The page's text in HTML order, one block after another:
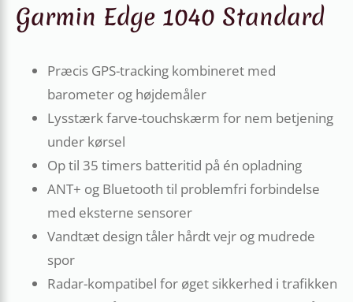
Garmin Edge 1040 Standard
Præcis GPS-tracking kombineret med
barometer og højdemåler
Lysstærk farve-touchskærm for nem betjening
under kørsel
Op til 35 timers batteritid på én opladning
ANT+ og Bluetooth til problemfri forbindelse
med eksterne sensorer
Vandtæt design tåler hårdt vejr og mudrede
spor
Radar-kompatibel for øget sikkerhed i trafikken